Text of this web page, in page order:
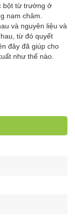
bột từ trường ở
nam châm.
và nguyên liệu và
từ đó quyết
đây đã giúp cho
như thế nào.